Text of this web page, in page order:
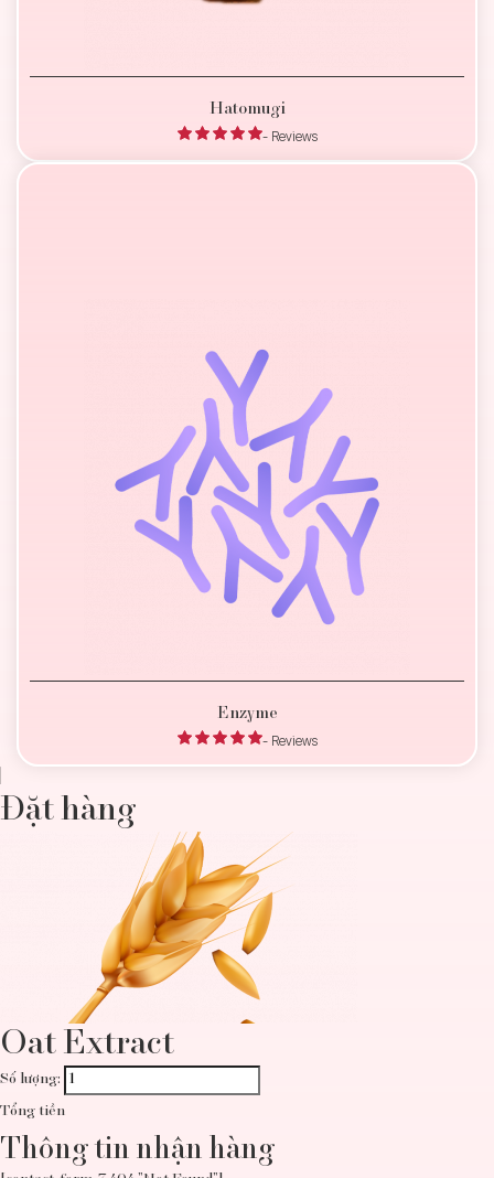
Hatomugi
- Reviews
Enzyme
- Reviews
Đặt hàng
Oat Extract
Số lượng:
Tổng tiền
Thông tin nhận hàng